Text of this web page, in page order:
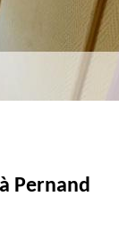
Pernand